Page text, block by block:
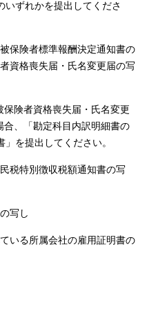
いずれかを提出してくださ
保険者標準報酬決定通知書の
資格喪失届・氏名変更届の写
険者資格喪失届・氏名変更
合、「勘定科目内訳明細書の
」を提出してください。
税特別徴収税額通知書の写
写し
いる所属会社の雇用証明書の